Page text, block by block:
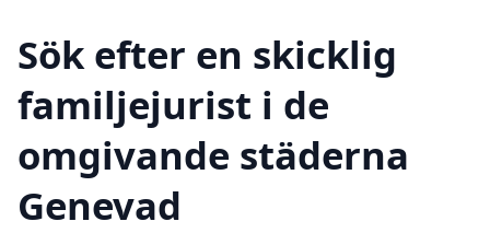
Sök efter en skicklig
familjejurist i de
omgivande städerna
Genevad